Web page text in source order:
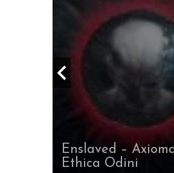
Enslaved –
Ethica Odini